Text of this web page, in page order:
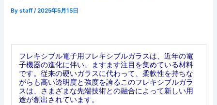
Bystaff /2025年5月15日
フレキシブル電子用フレキシブルガラスは、近年の電
子機器の進化に伴い、ますます注目を集めている材料
です。従来の硬いガラスに代わって、柔軟性を持ちな
がらも高い透明度と強度を誇るこのフレキシブルガラ
スは、さまざまな先端技術との融合によって新しい用
途が創出されています。